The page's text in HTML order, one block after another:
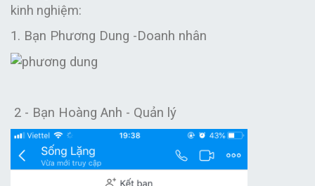
kinh nghiệm:
1. Bạn Phương Dung -Doanh nhân
2 - Bạn Hoàng Anh - Quản lý